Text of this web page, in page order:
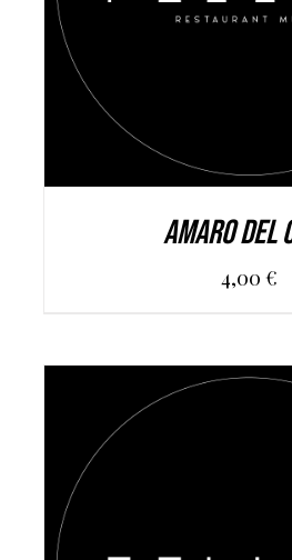
Amaro del
4,00 €